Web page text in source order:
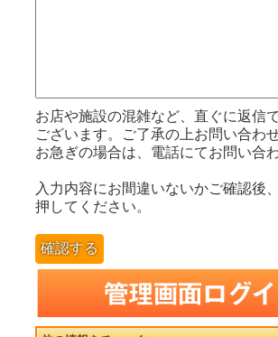
お店や施設の混雑など、直ぐに返信
ございます。ご了承の上お問い合わ
お急ぎの場合は、電話にてお問い合
入力内容にお間違いないかご確認後
押してください。
確認する